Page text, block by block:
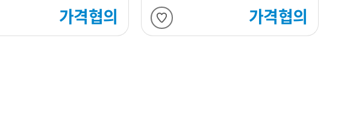
가격협의 가격협의